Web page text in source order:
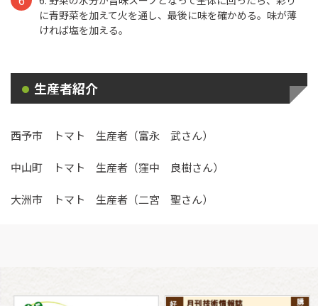
に青野菜を加えて火を通し、最後に味を確かめる。味が薄
ければ塩を加える。
生産者紹介
西予市 トマト 生産者（富永 武さん）
中山町 トマト 生産者（窪中 良樹さん）
大洲市 トマト 生産者（二宮 聖さん）